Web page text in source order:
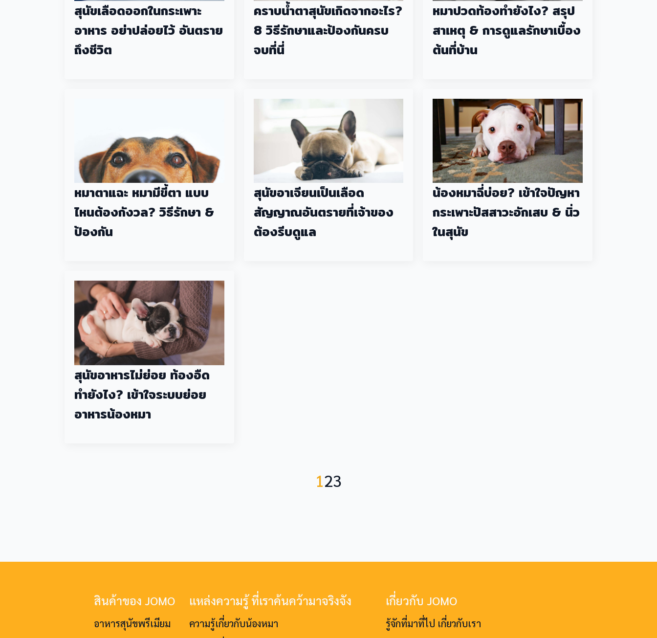
สุนัขเลือดออกในกระเพาะ
อาหาร อย่าปล่อยไว้ อันตราย
ถึงชีวิต
คราบน้ำตาสุนัขเกิดจากอะไร?
8 วิธีรักษาและป้องกันครบ
จบที่นี่
หมาปวดท้องทำยังไง? สรุป
สาเหตุ & การดูแลรักษาเบื้อง
ต้นที่บ้าน
หมาตาแฉะ หมามีขี้ตา แบบ
ไหนต้องกังวล? วิธีรักษา &
ป้องกัน
สุนัขอาเจียนเป็นเลือด
สัญญาณอันตรายที่เจ้าของ
ต้องรีบดูแล
น้องหมาฉี่บ่อย? เข้าใจปัญหา
กระเพาะปัสสาวะอักเสบ & นิ่ว
ในสุนัข
สุนัขอาหารไม่ย่อย ท้องอืด
ทำยังไง? เข้าใจระบบย่อย
อาหารน้องหมา
123
สินค้าของ JOMO
อาหารสุนัขพรีเมียม
แหล่งความรู้ ที่เราค้นคว้ามาจริงจัง
ความรู้เกี่ยวกับน้องหมา
เกี่ยวกับ JOMO
รู้จักที่มาที่ไป เกี่ยวกับเรา